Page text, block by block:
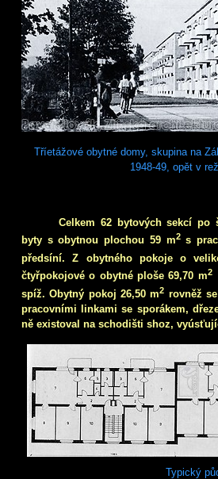
Tříetážové obytné domy, skupina na
1948-49, opět v
Celkem 62 bytových sekcí po
byty s obytnou plochou 59 m2s
předsíní. Z obytného pokoje o
čtyřpokojové o obytné ploše 69,70 m2
spíž. Obytný pokoj 26,50 m2 rovněž
pracovními linkami se sporákem,
ně existoval na schodišti shoz,
Typický